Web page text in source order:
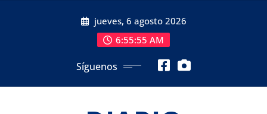
jueves, 6 agosto 2026
6:55:55 AM
Síguenos